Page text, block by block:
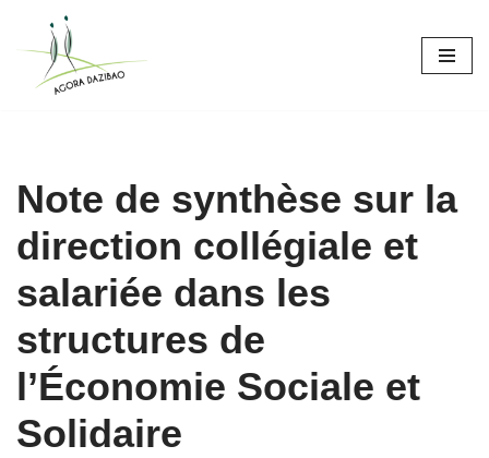
Aller
Note de synthèse sur la
direction collégiale et
salariée dans les
structures de
l’Économie Sociale et
Solidaire